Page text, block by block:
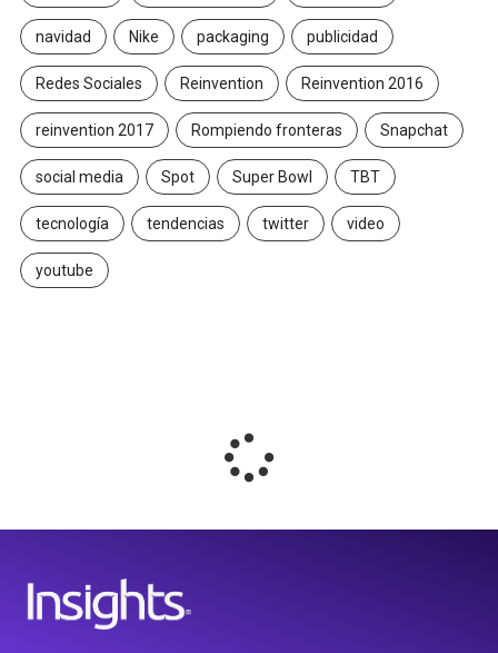
navidad Nike packaging publicidad
Redes Sociales Reinvention Reinvention 2016
reinvention 2017 Rompiendo fronteras Snapchat
social media Spot Super Bowl TBT
tecnología tendencias twitter video
youtube